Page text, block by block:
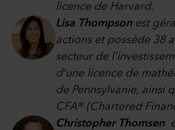
licence de Harvard.
Lisa Thompsonest
actions et possède 38
secteur de
d’une licence de
de Pennsylvanie, ainsi
CFA® (Chartered
Christopher Thomsen